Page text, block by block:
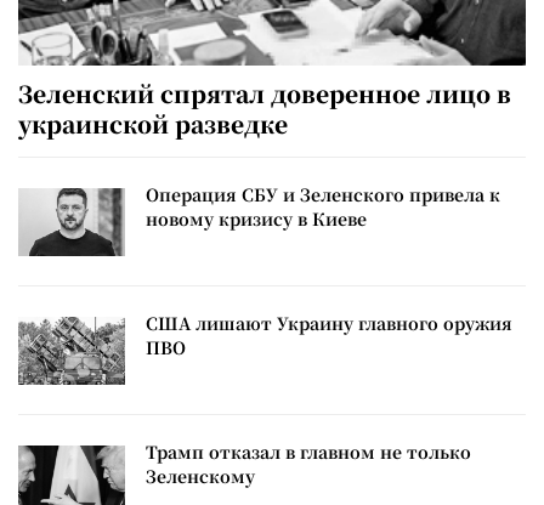
Зеленский спрятал доверенное лицо в
украинской разведке
Операция СБУ и Зеленского привела к
новому кризису в Киеве
США лишают Украину главного оружия
ПВО
Трамп отказал в главном не только
Зеленскому